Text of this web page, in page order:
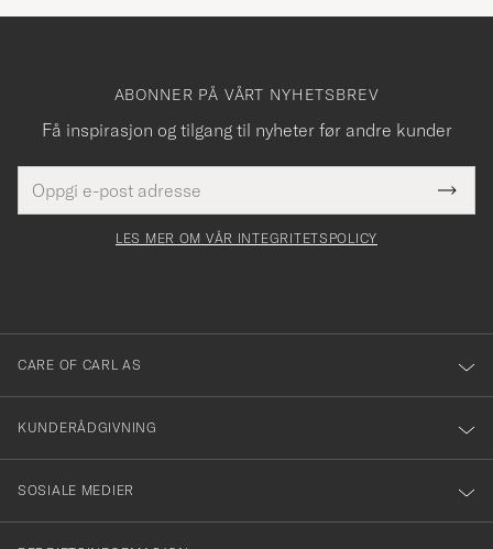
ABONNER PÅ VÅRT NYHETSBREV
Få inspirasjon og tilgang til nyheter før andre kunder
postadresse
felt
Tack
för
dig
till
vårt
nyhetsbrev!
LES MER OM VÅR INTEGRITETSPOLICY
CARE OF CARL AS
KUNDERÅDGIVNING
SOSIALE MEDIER